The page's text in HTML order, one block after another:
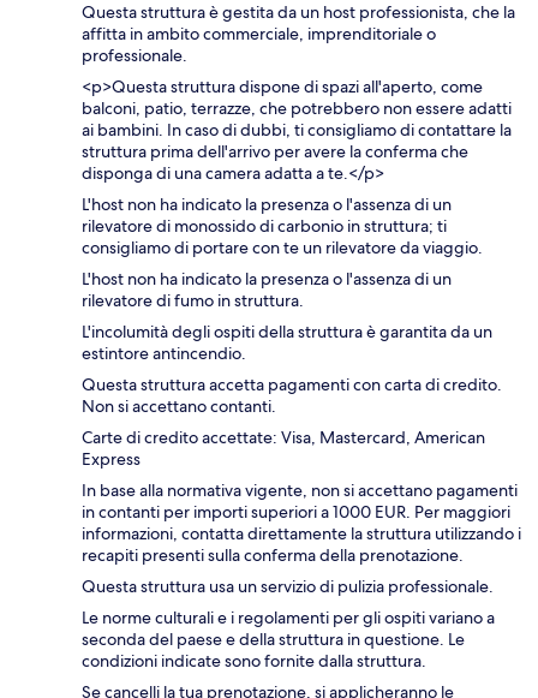
Questa struttura è gestita da un host professionista, che la
affitta in ambito commerciale, imprenditoriale o
professionale.
<p>Questa struttura dispone di spazi all'aperto, come
balconi, patio, terrazze, che potrebbero non essere adatti
ai bambini. In caso di dubbi, ti consigliamo di contattare la
struttura prima dell'arrivo per avere la conferma che
disponga di una camera adatta a te.</p>
L'host non ha indicato la presenza o l'assenza di un
rilevatore di monossido di carbonio in struttura; ti
consigliamo di portare con te un rilevatore da viaggio.
L'host non ha indicato la presenza o l'assenza di un
rilevatore di fumo in struttura.
L'incolumità degli ospiti della struttura è garantita da un
estintore antincendio.
Questa struttura accetta pagamenti con carta di credito.
Non si accettano contanti.
Carte di credito accettate: Visa, Mastercard, American
Express
In base alla normativa vigente, non si accettano pagamenti
in contanti per importi superiori a 1000 EUR. Per maggiori
informazioni, contatta direttamente la struttura utilizzando i
recapiti presenti sulla conferma della prenotazione.
Questa struttura usa un servizio di pulizia professionale.
Le norme culturali e i regolamenti per gli ospiti variano a
seconda del paese e della struttura in questione. Le
condizioni indicate sono fornite dalla struttura.
Se cancelli la tua prenotazione, si applicheranno le